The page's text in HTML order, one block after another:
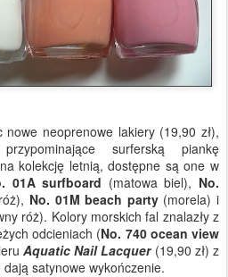
nowe neoprenowe lakiery (19,90 zł),
surferską piankę
kolekcję letnią, dostępne są one w
01Asurfboard (matowa biel), No.
No. 01Mbeach party(morela) i
róż). Kolory morskich fal znalazły z
odcieniach (No. 740 ocean view
Aquatic Nail Lacquer(19,90 zł) z
satynowe wykończenie.